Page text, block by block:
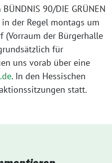
90/DIE GRÜNEN
der Regel montags um
(Vorraum der Bürgerhalle
für
uns vorab über eine
. In den Hessischen
statt.